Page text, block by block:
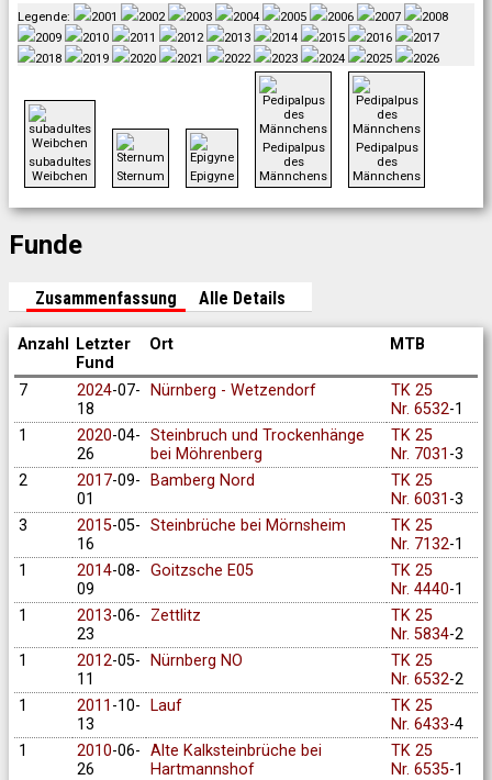
Legende: 2001 2002 2003 2004 2005 2006 2007
2008
2009
2010 2011 2012 2013 2014 2015 2016
2017
2018
2019 2020 2021 2022 2023 2024 2025 2026
subadultes
Weibchen
Sternum Epigyne
Pedipalpus
des
Männchens
Pedipalpus
des
Männchens
Funde
Zusammenfassung Alle Details
Anzahl
Letzter
Fund
Ort MTB
7 2024-07-
18
Nürnberg - Wetzendorf
TK 25
Nr. 6532-1
1
2020-04-
26
Steinbruch und Trockenhänge
bei Möhrenberg
TK 25
Nr. 7031 -3
2
2017-09-
01
Bamberg Nord
TK 25
Nr. 6031 -3
3
2015-05-
16
Steinbrüche bei Mörnsheim
TK 25
Nr. 7132-1
1
2014-08-
09
Goitzsche E05
TK 25
Nr. 4440-1
1
2013-06-
23
Zettlitz
TK 25
Nr. 5834-2
1
2012-05-
11
Nürnberg NO
TK 25
Nr. 6532-2
1
2011 -10-
13
Lauf
TK 25
Nr. 6433-4
1
2010-06-
26
Alte Kalksteinbrüche bei
Hartmannshof
TK 25
Nr. 6535-1